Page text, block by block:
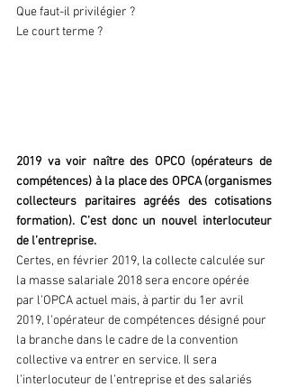
Que faut-il privilégier ?
Le court terme ?
2019 va voir naître des OPCO (opérateurs de
compétences) à la place des OPCA (organismes
collecteurs paritaires agréés des cotisations
formation). C’est donc un nouvel interlocuteur
de l’entreprise.
Certes, en février 2019, la collecte calculée sur
la masse salariale 2018 sera encore opérée
par l’OPCA actuel mais, à partir du 1er avril
2019, l’opérateur de compétences désigné pour
la branche dans le cadre de la convention
collective va entrer en service. Il sera
l’interlocuteur de l’entreprise et des salariés